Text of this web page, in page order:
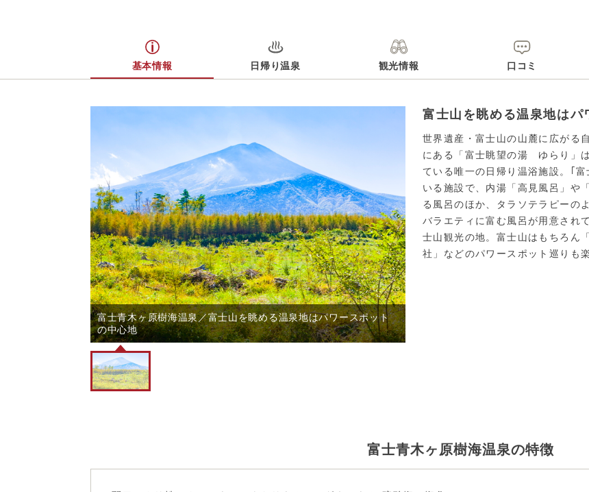
基本情報 日帰り温泉 観光情報 口コミ
富士青木ヶ原樹海温泉／富士山を眺める温泉地はパワースポット
の中心地
富士山を眺める温泉地は
世界遺産・富士山の山麓に広がる
にある「富士眺望の湯 ゆらり」
ている唯一の日帰り温浴施設。｢
いる施設で、内湯「高見風呂」や
る風呂のほか、タラソテラピーの
バラエティに富む風呂が用意され
士山観光の地。富士山はもちろん
社」などのパワースポット巡りも
富士青木ヶ原樹海温泉の特徴